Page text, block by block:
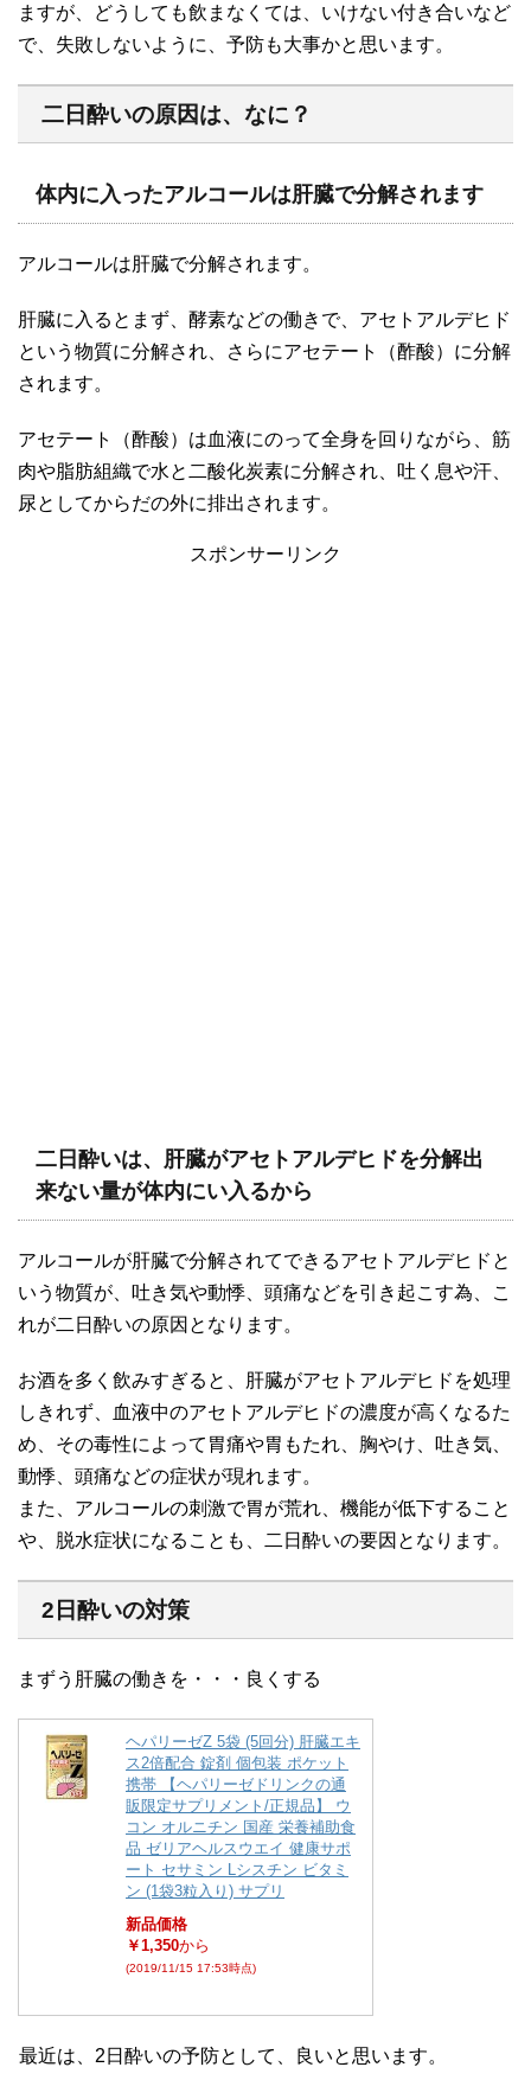
ますが、どうしても飲まなくては、いけない付き合いなど
で、失敗しないように、予防も大事かと思います。
二日酔いの原因は、なに？
体内に入ったアルコールは肝臓で分解されます
アルコールは肝臓で分解されます。
肝臓に入るとまず、酵素などの働きで、アセトアルデヒド
という物質に分解され、さらにアセテート（酢酸）に分解
されます。
アセテート（酢酸）は血液にのって全身を回りながら、筋
肉や脂肪組織で水と二酸化炭素に分解され、吐く息や汗、
尿としてからだの外に排出されます。
スポンサーリンク
二日酔いは、肝臓がアセトアルデヒドを分解出
来ない量が体内にい入るから
アルコールが肝臓で分解されてできるアセトアルデヒドと
いう物質が、吐き気や動悸、頭痛などを引き起こす為、こ
れが二日酔いの原因となります。
お酒を多く飲みすぎると、肝臓がアセトアルデヒドを処理
しきれず、血液中のアセトアルデヒドの濃度が高くなるた
め、その毒性によって胃痛や胃もたれ、胸やけ、吐き気、
動悸、頭痛などの症状が現れます。
また、アルコールの刺激で胃が荒れ、機能が低下すること
や、脱水症状になることも、二日酔いの要因となります。
2日酔いの対策
まずう肝臓の働きを・・・良くする
ヘパリーゼZ 5袋 (5回分) 肝臓エキ
ス2倍配合 錠剤 個包装 ポケット
携帯 【ヘパリーゼドリンクの通
販限定サプリメント/正規品】 ウ
コン オルニチン 国産 栄養補助食
品 ゼリアヘルスウエイ 健康サポ
ート セサミン Lシスチン ビタミ
ン (1袋3粒入り) サプリ
新品価格
￥1,350から
(2019/11/15 17:53時点)
最近は、2日酔いの予防として、良いと思います。